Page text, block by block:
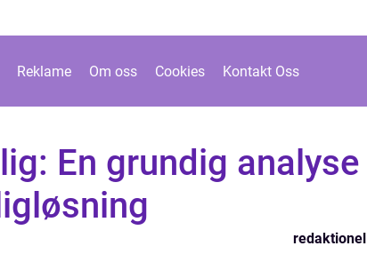
Reklame Om oss Cookies Kontakt Oss
En grundig analyse
redaktionel